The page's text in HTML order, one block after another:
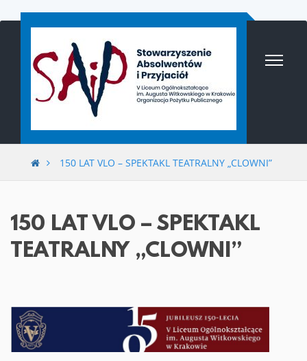
Przejdź
150 LAT VLO – SPEKTAKL TEATRALNY „CLOWNI”
150 LAT VLO – SPEKTAKL
TEATRALNY „CLOWNI”